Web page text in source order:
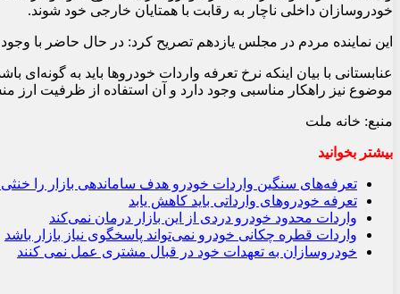
خودروسازان داخلی ناچار به رقابت با همتایان خارجی خود شوند.
این نماینده مردم در مجلس یازدهم تصریح کرد: در حال حاضر با
عنابستانی با بیان اینکه نرخ تعرفه واردات خودروها باید به
موضوع نیز راهکار مناسبی وجود دارد و آن استفاده از ظرفیت ارز
منبع: خانه ملت
بیشتر بخوانید
تعرفه‌های سنگین واردات خودرو هدف ساماندهی بازار را
تعرفه خودروهای وارداتی باید کاهش یابد
واردات محدود خودرو دردی از این بازار درمان نمی‌کند
واردات قطره چکانی خودرو نمی‌تواند پاسخگوی نیاز بازار باشد
خودروسازان به تعهدات خود در قبال مشتری عمل نمی کنند